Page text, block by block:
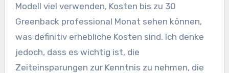
Modell viel verwenden, Kosten bis zu 30
Greenback professional Monat sehen können,
was definitiv erhebliche Kosten sind. Ich denke
jedoch, dass es wichtig ist, die
Zeiteinsparungen zur Kenntnis zu nehmen, die